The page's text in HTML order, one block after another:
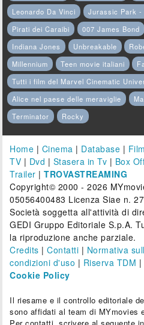
Leonardo Da Vinci
Jurassic Park -
Pirati dei Caraibi
007 James Bond
Indiana Jones
Unbreakable
Millennium
Teen movie italiani
Tutti i film del Marvel Cinematic
Alice nel paese delle meraviglie
Terminator
Rocky
Home | Cinema | Database | Film
TV | Dvd | Stasera in Tv | Box
Trailer |TROVASTREAMING
Copyright© 2000 - 2026
05056400483 Licenza Siae n.
Società soggetta all'attività di
GEDI Gruppo Editoriale S.p.A.
la riproduzione anche parziale.
Credits |Contatti | Normativa
condizioni d'uso | Riserva TDM |
Cookie Policy
Il riesame e il controllo editoriale
sono affidati al team di MYmovies